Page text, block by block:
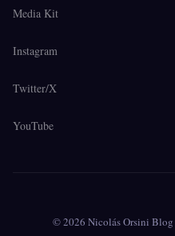
Media Kit
Instagram
Twitter/X
YouTube
© 2026 Nicolás Orsini Blog